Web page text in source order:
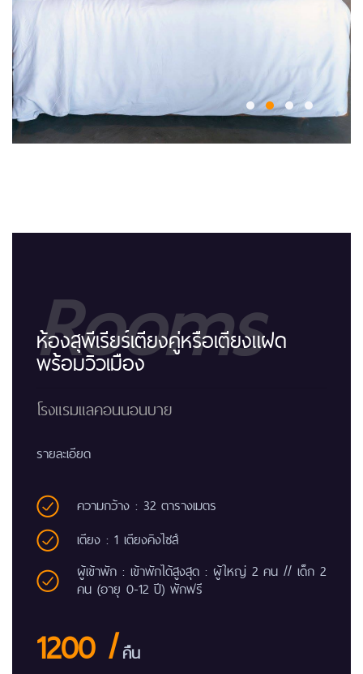
Rooms
ห้องสุพีเรียร์เตียงคู่หรือเตียงแฝด
พร้อมวิวเมือง
โรงแรมแลคอนนอนบาย
รายละเอียด
ความกว้าง : 32 ตารางเมตร
เตียง : 1 เตียงคิงไซส์
ผู้เข้าพัก : เข้าพักได้สูงสุด : ผู้ใหญ่ 2 คน // เด็ก 2
คน (อายุ 0-12 ปี) พักฟรี
1200 /คืน